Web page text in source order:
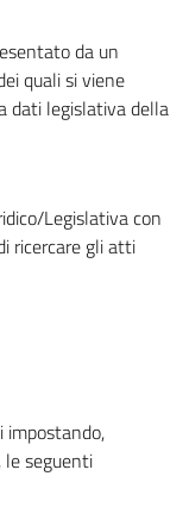
da un
quali si viene
dati legislativa della
Legislativa con
ricercare gli atti
impostando,
seguenti